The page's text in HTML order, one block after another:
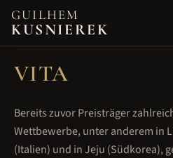
GUILHEM
KUSNIEREK
VITA
Bereits zuvor Preisträger
Wettbewerbe, unter anderem in
(Italien) und in Jeju (Südkorea),